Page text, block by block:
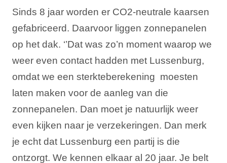
Sinds 8 jaar worden er CO2-neutrale kaarsen
gefabriceerd. Daarvoor liggen zonnepanelen
op het dak. ‘’Dat was zo’n moment waarop we
weer even contact hadden met Lussenburg,
omdat we een sterkteberekening moesten
laten maken voor de aanleg van die
zonnepanelen. Dan moet je natuurlijk weer
even kijken naar je verzekeringen. Dan merk
je echt dat Lussenburg een partij is die
ontzorgt. We kennen elkaar al 20 jaar. Je belt